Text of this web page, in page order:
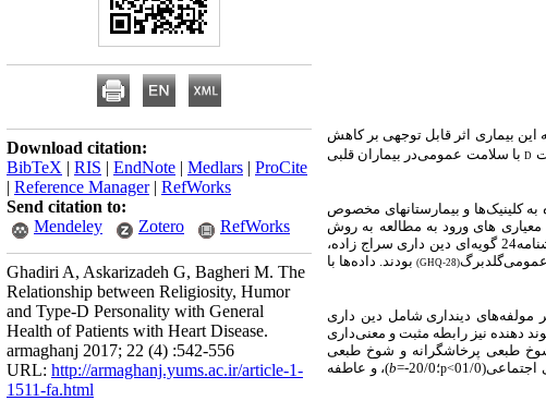
این بیماری اثر قابل توجهی بر کاهش
D با سلامت عمومی‌در بیماران قلبی
کلینیک‌ها و بیمارستان­های مخصوص
قلبی بود که پس از داشتن معیاری های ورود به مطالعه به روش
نمونه‌گیری هدفمند و براساس جدول کرجسای و مورگان انتخاب شدند. ابزارهای اندازه گیری متغیرهای پژوهش شامل پرسشنامه24 گویه‌ای دین داری سراج زاده،
(
GHQ-28
)بودند. داده‌ها با
مولفه‌های دین­داری شامل دین داری
دهنده نیز رابطه مثبت و معنی‌داری
طبعی پرخاشگرانه و شوخ طبعی
اجتماعی(
01/0
>
p؛20/0
-=
b)،و عاطفه
Download citation:
BibTeX | RIS | EndNote | Medlars | ProCite
| Reference Manager| RefWorks
Send citation to:
Mendeley
Zotero RefWorks
Ghadiri A, Askarizadeh G, Bagheri M. The
Relationship between Religiosity, Humor
and Type-D Personality with General
Health of Patients with Heart Disease.
armaghanj 2017; 22 (4) :542-556
URL: http://armaghanj.yums.ac.ir/article-1-
1511-fa.html